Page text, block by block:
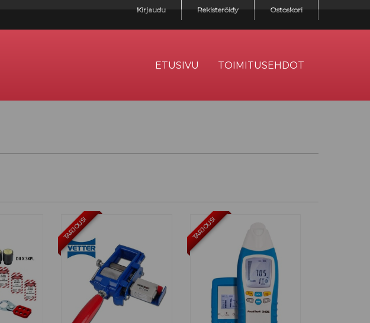
Kirjaudu Rekisteröidy Ostoskori
ETUSIVU TOIMITUSEHDOT
TARJOUS! TARJOUS!